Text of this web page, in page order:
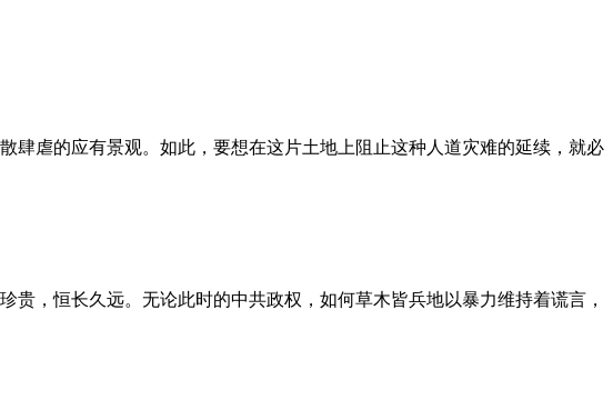
肆虐的应有景观。如此，要想在这片土地上阻止这种人道灾难的延续，就必
，恒长久远。无论此时的中共政权，如何草木皆兵地以暴力维持着谎言，